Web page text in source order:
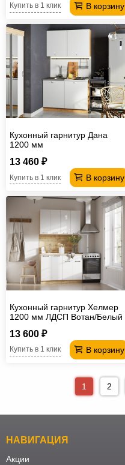
В корзину
Купить в 1 клик
Кухонный гарнитур Дана
1200 мм
13 460 ₽
В корзину
Купить в 1 клик
Кухонный гарнитур Хелмер
1200 мм ЛДСП Вотан/Белый
13 600 ₽
В корзину
Купить в 1 клик
1 2
НАВИГАЦИЯ
Акции